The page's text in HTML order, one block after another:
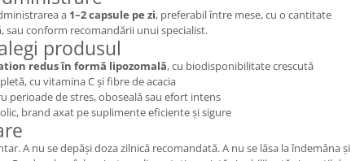
a 1–2 capsule pe zi, preferabil între mese, cu o cantitate
sau conform recomandării unui specialist.
produsul
redus în formă lipozomală, cu biodisponibilitate crescută
cu vitamina C și fibre de acacia
perioade de stres, oboseală sau efort intens
brand axat pe suplimente eficiente și sigure
A nu se depăși doza zilnică recomandată. A nu se lăsa la îndemâna și